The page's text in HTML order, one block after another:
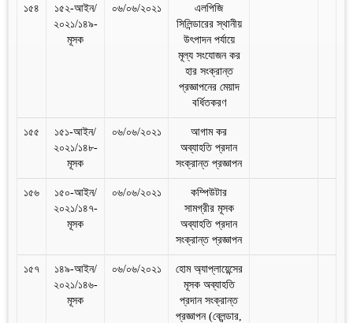
১৫৪
১৫২-আইন/
২০২১/১৪৯-
মূসক
০৬/০৬/২০২১
এলপিজি
সিলিন্ডারের স্থানীয়
উৎপাদন পর্যায়ে
মূল্য সংযোজন কর
হার সংক্রান্ত
প্রজ্ঞাপনের মেয়াদ
বর্ধিতকরণ
১৫৫
১৫১-আইন/
২০২১/১৪৮-
মূসক
০৬/০৬/২০২১
আগাম কর
অব্যাহতি প্রদান
সংক্রান্ত প্রজ্ঞাপন
১৫৬
১৫০-আইন/
২০২১/১৪৭-
মূসক
০৬/০৬/২০২১
কম্পিউটার
সামগ্রীর মূসক
অব্যাহতি প্রদান
সংক্রান্ত প্রজ্ঞাপন
১৫৭
১৪৯-আইন/
২০২১/১৪৬-
মূসক
০৬/০৬/২০২১
হোম অ্যাপ্লায়েন্সের
মূসক অব্যাহতি
প্রদান সংক্রান্ত
প্রজ্ঞাপন (ব্লেন্ডার,